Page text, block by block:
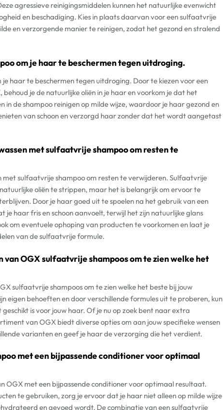
agressieve reinigingsmiddelen kunnen het natuurlijke evenwicht
en beschadiging. Kies in plaats daarvan voor een sulfaatvrije
en verzorgende manier te reinigen, zodat het gezond en stralend
om je haar te beschermen tegen uitdroging.
haar te beschermen tegen uitdroging. Door te kiezen voor een
je de natuurlijke oliën in je haar en voorkom je dat het
in de shampoo reinigen op milde wijze, waardoor je haar gezond en
van schoon en verzorgd haar zonder dat het wordt aangetast
met sulfaatvrije shampoo om resten te
met sulfaatvrije shampoo om resten te verwijderen. Sulfaatvrije
oliën te strippen, maar het is belangrijk om ervoor te
Door je haar goed uit te spoelen na het gebruik van een
je haar fris en schoon aanvoelt, terwijl het zijn natuurlijke glans
om eventuele ophoping van producten te voorkomen en laat je
van de sulfaatvrije formule.
OGX sulfaatvrije shampoos om te zien welke het
sulfaatvrije shampoos om te zien welke het beste bij jouw
eigen behoeften en door verschillende formules uit te proberen, kun
is voor jouw haar. Of je nu op zoek bent naar extra
van OGX biedt diverse opties om aan jouw specifieke wensen
varianten en geef je haar de verzorging die het verdient.
met een bijpassende conditioner voor optimaal
OGX met een bijpassende conditioner voor optimaal resultaat.
te gebruiken, zorg je ervoor dat je haar niet alleen op milde wijze
en gevoed wordt. De combinatie van een sulfaatvrije